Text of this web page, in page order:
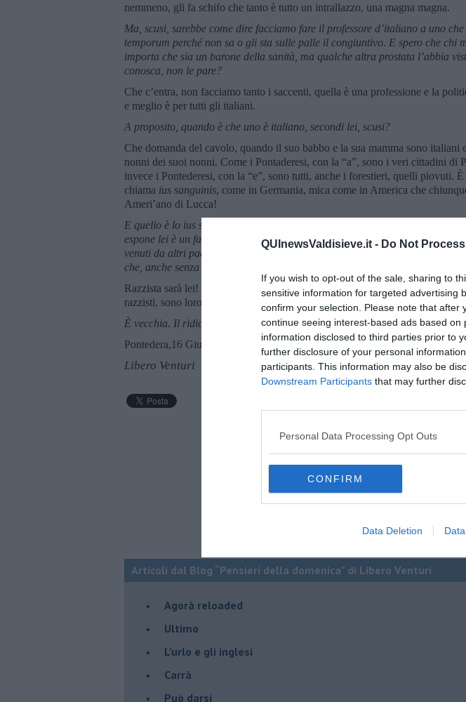
QUInewsValdisieve.it - Do Not
If you wish to opt-out of the sale, sharing to
sensitive information for targeted advertising
confirm your selection. Please note that
continue seeing interest-based ads based
information disclosed to third parties prior to
further disclosure of your personal
participants. This information may also be
Downstream Participants that may further
Personal Data Processing Opt Outs
CONFIRM
Data Deletion
nemmeno, gli fa schifo che tanto è tutto un intrallazzo, una magna magna.
Ma, scusi, sarebbe come dire facciamo fare il professore d’italiano a uno
temporum perché non sa o gli sta sulle palle il congiuntivo. E spero che chi
importa che sia un barone della sanità, ma qualche altra prostata l’abbia
conosca, non le pare?
Che c’entra, non facciamo tanto i saccenti, quella è una professione e la
e meglio è per tutti gli italiani.
A proposito, quando è che uno è italiano, secondi lei, scusi?
Che domanda del cavolo, quando il suo babbo e la sua mamma sono
nonni dei suoi nonni. Come i Pontaderesi, con la “a”, sono i veri cittadini di
invece i Pontederesi, con la “e”, sono tutti, anche i forestieri, quelli piovuti.
chiama ius sanguinis, come in Germania, mica come in America che
Ameri’ano di Lucca!
E quello è lo ius soli. Ma essere italiano, più che un fatto di sangue, che poi il
espone lei è un fatto di “razza”, peraltro inesistente. Ma secondo lei è
venuti da altri paesi, nati in Italia non siano italiani, ma lo diventino a 18
che, anche senza saperlo, ma forse sì, assimilate e riproducete un concetto
Razzista sarà lei! Lei provoca, vuole buttarla in politica e, se insiste, la
razzisti, sono loro che sono negri. È una battuta.
È vecchia. Il ridicolo uccide e una risata vi seppellirà. Buona domenica e
Pontedera,16 Giugno 2019
Libero Venturi
Articoli dal Blog “Pensieri della domenica” di Libero Venturi
​Agorà reloaded
Ultimo
​L’urlo e gli inglesi
Carrà
Può darsi